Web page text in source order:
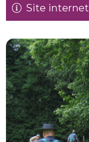
Site internet